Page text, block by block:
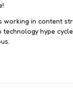
working in content
technology hype